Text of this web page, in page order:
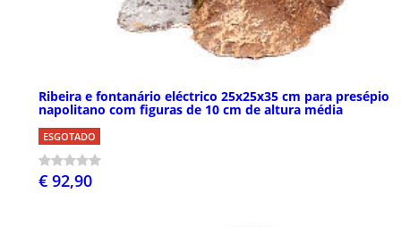
Ribeira e fontanário eléctrico 25x25x35 cm para presépio
napolitano com figuras de 10 cm de altura média
ESGOTADO
€ 92,90